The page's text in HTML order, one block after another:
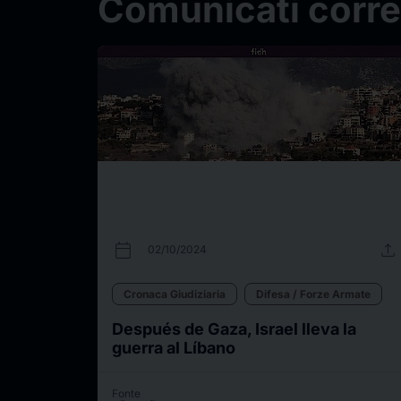
Comunicati
calendar_today 02/10/2024 upload
Cronaca Giudiziaria Difesa / Forze Armate
Después de Gaza, Israel lleva la
guerra al Líbano
Fonte